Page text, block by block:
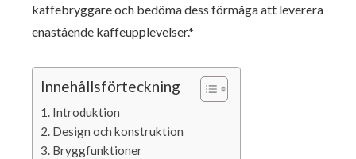
kaffebryggare och bedöma dess förmåga att leverera
enastående kaffeupplevelser.*
Innehållsförteckning
Introduktion
Design och konstruktion
Bryggfunktioner